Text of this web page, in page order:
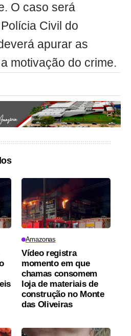
O caso será
Civil do
apurar as
motivação do crime.
Amazonas
Vídeo registra
momento em que
chamas consomem
loja de materiais de
construção no Monte
das Oliveiras